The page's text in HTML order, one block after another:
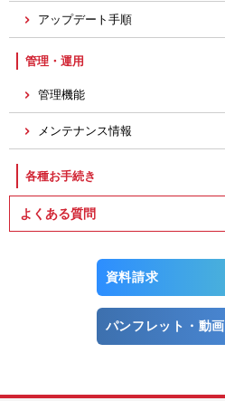
アップデート手順
管理・運用
管理機能
メンテナンス情報
各種お手続き
よくある質問
資料請求
パンフレット・動画